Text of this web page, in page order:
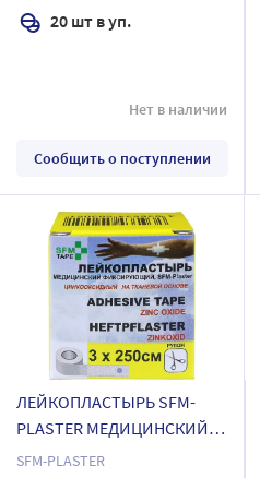
фиксации 20 шт./телесный
20 шт в уп.
Нет в наличии
Сообщить о поступлении
ЛЕЙКОПЛАСТЫРЬ SFM-
PLASTER МЕДИЦИНСКИЙ
ФИКСИРУЮЩИЙ
SFM-PLASTER